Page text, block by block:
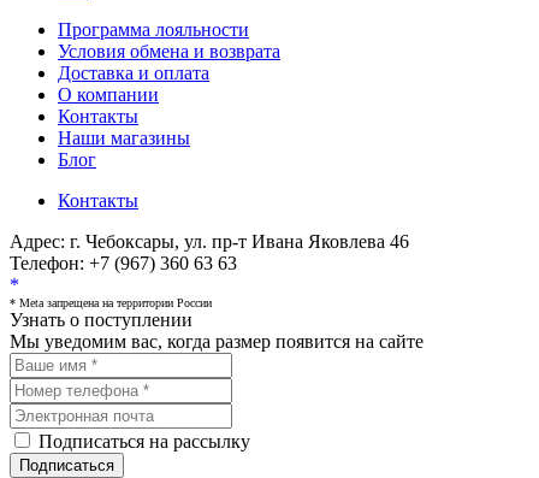
Программа лояльности
Условия обмена и возврата
Доставка и оплата
О компании
Контакты
Наши магазины
Блог
Контакты
Адрес: г. Чебоксары, ул. пр-т Ивана Яковлева 46
Телефон: +7 (967) 360 63 63
*
* Meta запрещена на территории России
Узнать о поступлении
Мы уведомим вас, когда размер появится на сайте
Подписаться на рассылку
Подписаться